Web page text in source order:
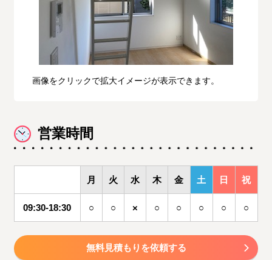
画像をクリックで拡大イメージが表示できます。
営業時間
月 火 水 木 金 土 日 祝
09:30-18:30 ○ ○ × ○ ○ ○ ○ ○
無料見積もりを依頼する